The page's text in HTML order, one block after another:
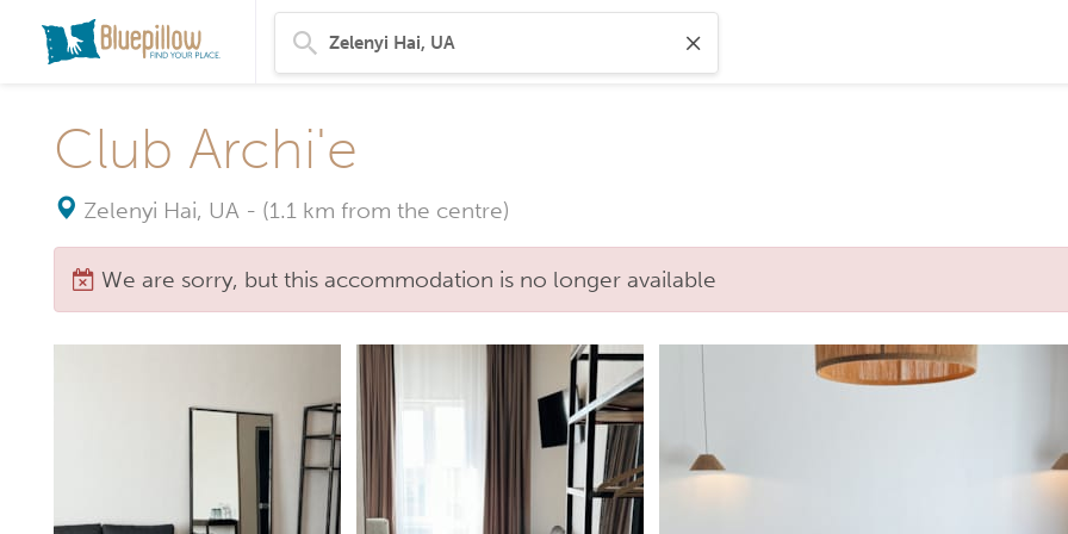
Club Archi'e
Zelenyi Hai, UA - (1.1 km from the centre)
We are sorry, but this accommodation is no longer available